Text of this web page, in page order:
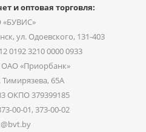
и оптовая торговля:
ул. Одоевского, 131-403
0192 3210 0000 0933
ОАО «Приорбанк»
Тимирязева, 65А
ОКПО 379399185
00-01, 373-00-02